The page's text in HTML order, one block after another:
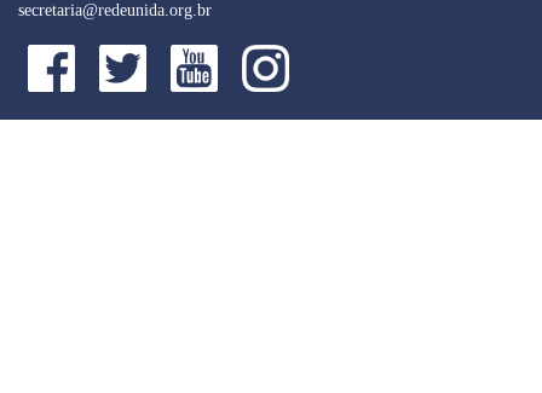
secretaria@redeunida.org.br